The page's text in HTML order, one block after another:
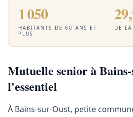
1 050
HABITANTS DE 60 ANS ET
PLUS
DE
Mutuelle senior à
l'essentiel
À Bains-sur-Oust, petite